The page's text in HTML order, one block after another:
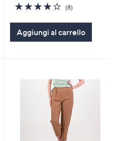
4.1
of
5
Stars
(8)8
Aggiungi al carrello